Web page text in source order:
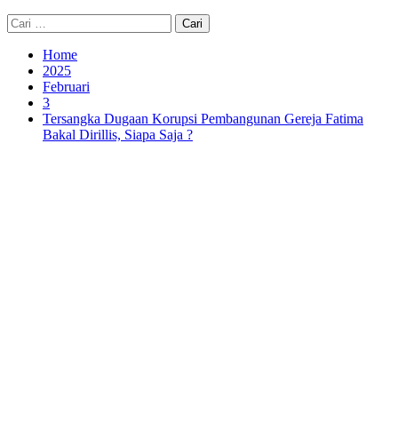
Cari
untuk:
Home
2025
Februari
3
Tersangka Dugaan Korupsi Pembangunan Gereja Fatima
Bakal Dirillis, Siapa Saja ?